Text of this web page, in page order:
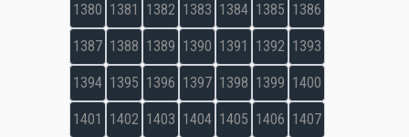
1380 1381 1382 1383 1384 1385 1386
1387 1388 1389 1390 1391 1392 1393
1394 1395 1396 1397 1398 1399 1400
1401 1402 1403 1404 1405 1406 1407